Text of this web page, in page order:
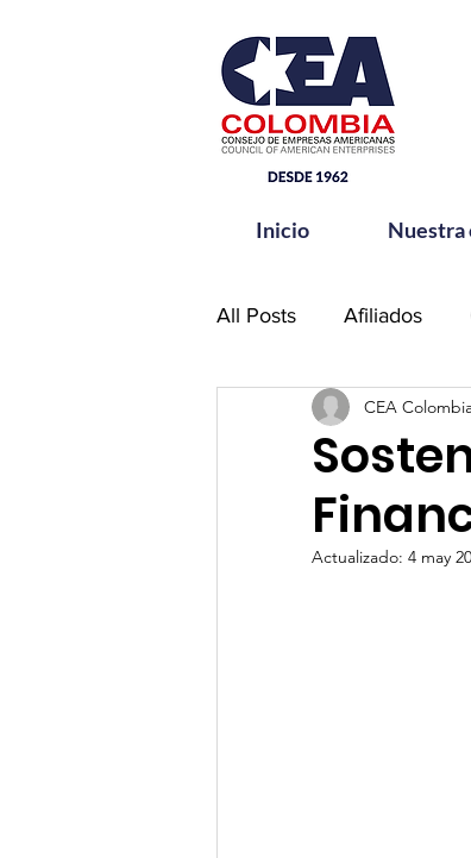
Inicio Nuestra
All Posts Afiliados
Comité de Seguridad
Hands for Change
CEA
Actualizado: 4 may